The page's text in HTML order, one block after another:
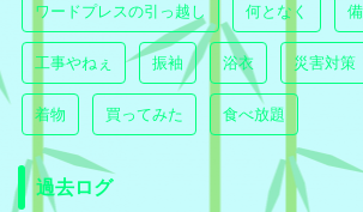
ワードプレスの引っ越し 何となく
工事やねぇ 振袖 浴衣 災害対策
着物 買ってみた 食べ放題
過去ログ